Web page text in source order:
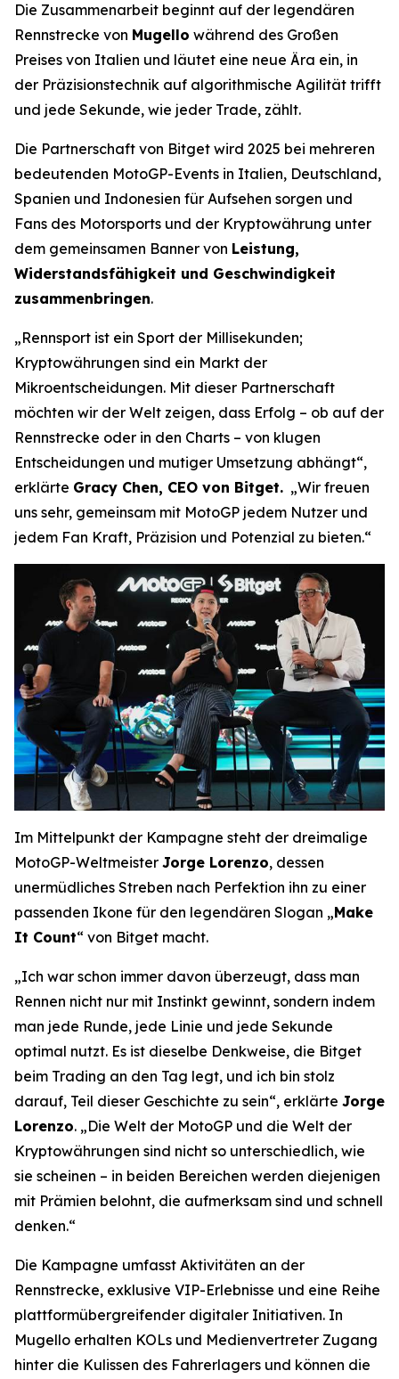
Die Zusammenarbeit beginnt auf der legendären
Rennstrecke von Mugello während des Großen
Preises von Italien und läutet eine neue Ära ein, in
der Präzisionstechnik auf algorithmische Agilität trifft
und jede Sekunde, wie jeder Trade, zählt.
Die Partnerschaft von Bitget wird 2025 bei mehreren
bedeutenden MotoGP-Events in Italien, Deutschland,
Spanien und Indonesien für Aufsehen sorgen und
Fans des Motorsports und der Kryptowährung unter
dem gemeinsamen Banner von Leistung,
Widerstandsfähigkeit und Geschwindigkeit
zusammenbringen.
„Rennsport ist ein Sport der Millisekunden;
Kryptowährungen sind ein Markt der
Mikroentscheidungen. Mit dieser Partnerschaft
möchten wir der Welt zeigen, dass Erfolg – ob auf der
Rennstrecke oder in den Charts – von klugen
Entscheidungen und mutiger Umsetzung abhängt“,
erklärte Gracy Chen, CEO von Bitget. „Wir freuen
uns sehr, gemeinsam mit MotoGP jedem Nutzer und
jedem Fan Kraft, Präzision und Potenzial zu bieten.“
Im Mittelpunkt der Kampagne steht der dreimalige
MotoGP-Weltmeister Jorge Lorenzo, dessen
unermüdliches Streben nach Perfektion ihn zu einer
passenden Ikone für den legendären Slogan „Make
It Count“ von Bitget macht.
„Ich war schon immer davon überzeugt, dass man
Rennen nicht nur mit Instinkt gewinnt, sondern indem
man jede Runde, jede Linie und jede Sekunde
optimal nutzt. Es ist dieselbe Denkweise, die Bitget
beim Trading an den Tag legt, und ich bin stolz
darauf, Teil dieser Geschichte zu sein“, erklärte Jorge
Lorenzo. „Die Welt der MotoGP und die Welt der
Kryptowährungen sind nicht so unterschiedlich, wie
sie scheinen – in beiden Bereichen werden diejenigen
mit Prämien belohnt, die aufmerksam sind und schnell
denken.“
Die Kampagne umfasst Aktivitäten an der
Rennstrecke, exklusive VIP-Erlebnisse und eine Reihe
plattformübergreifender digitaler Initiativen. In
Mugello erhalten KOLs und Medienvertreter Zugang
hinter die Kulissen des Fahrerlagers und können die